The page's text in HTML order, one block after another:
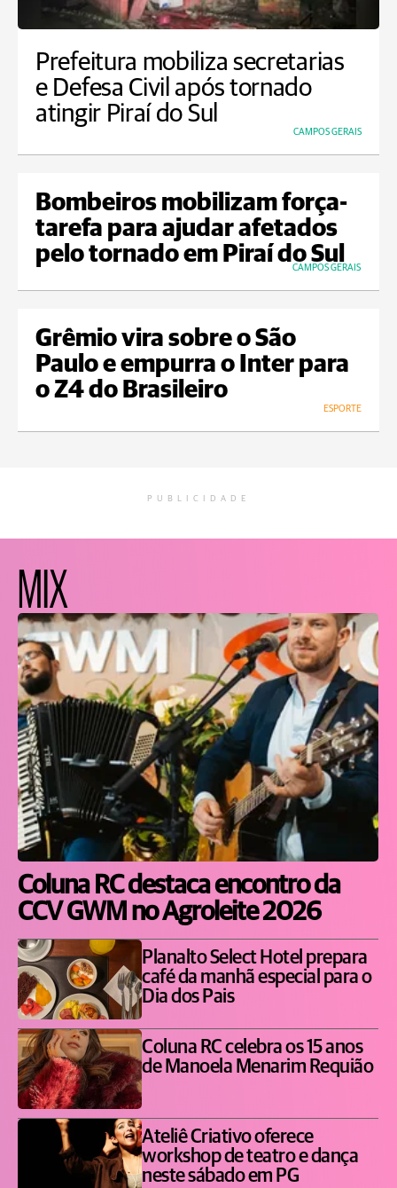
Prefeitura mobiliza secretarias
e Defesa Civil após tornado
atingir Piraí do Sul
CAMPOS GERAIS
Bombeiros mobilizam força-
tarefa para ajudar afetados
pelo tornado em Piraí do Sul
CAMPOS GERAIS
Grêmio vira sobre o São
Paulo e empurra o Inter para
o Z4 do Brasileiro
ESPORTE
PUBLICIDADE
MIX
Coluna RC destaca encontro da
CCV GWM no Agroleite 2026
Planalto Select Hotel prepara
café da manhã especial para o
Dia dos Pais
Coluna RC celebra os 15 anos
de Manoela Menarim Requião
Ateliê Criativo oferece
workshop de teatro e dança
neste sábado em PG